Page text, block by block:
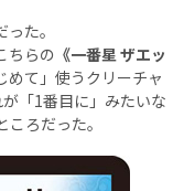
た。
ちらの 《一番星 ザエッ
めて」使うクリーチャ
「1番目に」みたいな
ろだった。